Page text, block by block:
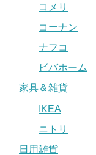
コメリ
コーナン
ナフコ
ビバホーム
家具＆雑貨
IKEA
ニトリ
日用雑貨